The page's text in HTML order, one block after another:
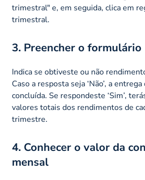
trimestral" e, em seguida, clica em
trimestral.
3. Preencher o formulário
Indica se obtiveste ou não
Caso a resposta seja ‘Não’, a
concluída. Se respondeste ‘Sim’,
valores totais dos rendimentos de
trimestre.
4. Conhecer o valor da
mensal